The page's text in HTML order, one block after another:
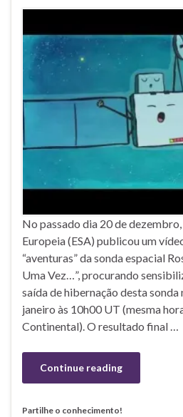
No passado dia 20 de
Europeia (ESA) publicou um
“aventuras” da sonda espacial
Uma Vez…”, procurando
saída de hibernação desta
janeiro às 10h00 UT (mesma
Continental). O resultado final …
Continue reading
Partilhe o conhecimento!